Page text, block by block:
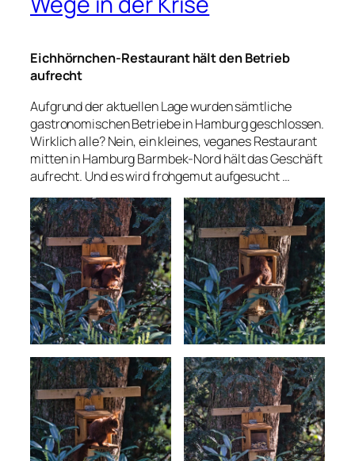
Eichhörnchen-Restaurant hält den Betrieb
aufrecht
Aufgrund der aktuellen Lage wurden sämtliche
gastronomischen Betriebe in Hamburg geschlossen.
Wirklich alle? Nein, ein kleines, veganes Restaurant
mitten in Hamburg Barmbek-Nord hält das Geschäft
aufrecht. Und es wird frohgemut aufgesucht …